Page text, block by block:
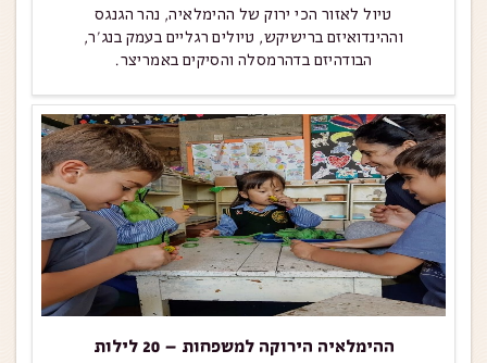
טיול לאזור הכי ירוק של ההימלאיה, נהר הגנגס
וההינדואיזם ברישיקש, טיולים רגליים בעמק בנג'ר,
הבודהיזם בדהרמסלה והסיקים באמריצר.
ההימלאיה הירוקה למשפחות – 20 לילות